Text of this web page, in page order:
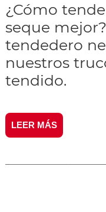
¿Cómo
seque
tendedero
nuestros
tendido.
LEER MÁS